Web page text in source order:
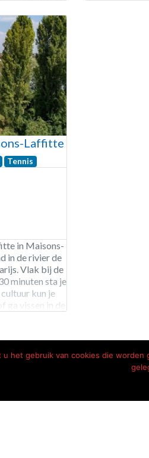
Laffitte
Tennis
in Maisons-
in de rivier de
Vlak bij de
minuten sta je
kun je
ga vissen in de
het gebruik van cookies die